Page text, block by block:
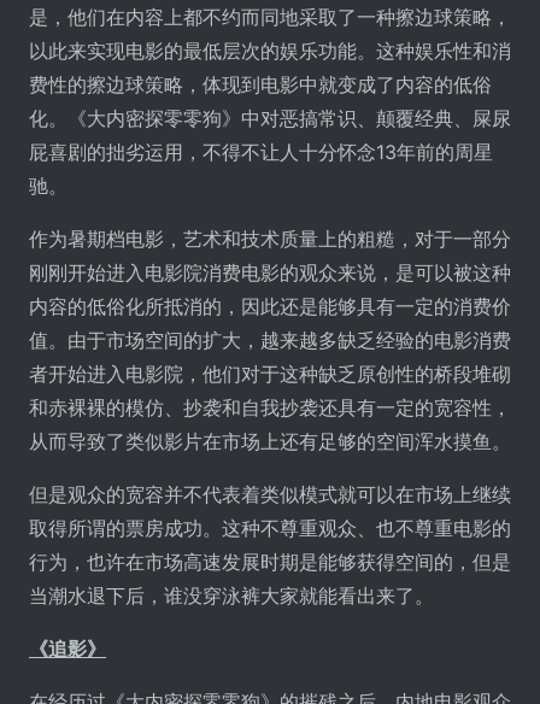
是，他们在内容上都不约而同地采取了一种擦边球策略，
以此来实现电影的最低层次的娱乐功能。这种娱乐性和消
费性的擦边球策略，体现到电影中就变成了内容的低俗
化。《大内密探零零狗》中对恶搞常识、颠覆经典、屎尿
屁喜剧的拙劣运用，不得不让人十分怀念13年前的周星
驰。
作为暑期档电影，艺术和技术质量上的粗糙，对于一部分
刚刚开始进入电影院消费电影的观众来说，是可以被这种
内容的低俗化所抵消的，因此还是能够具有一定的消费价
值。由于市场空间的扩大，越来越多缺乏经验的电影消费
者开始进入电影院，他们对于这种缺乏原创性的桥段堆砌
和赤裸裸的模仿、抄袭和自我抄袭还具有一定的宽容性，
从而导致了类似影片在市场上还有足够的空间浑水摸鱼。
但是观众的宽容并不代表着类似模式就可以在市场上继续
取得所谓的票房成功。这种不尊重观众、也不尊重电影的
行为，也许在市场高速发展时期是能够获得空间的，但是
当潮水退下后，谁没穿泳裤大家就能看出来了。
《追影》